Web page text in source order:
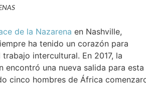
de la Nazarena en Nashville,
ha tenido un corazón para
trabajo intercultural. En 2017, la
encontró una nueva salida para esta
cinco hombres de África